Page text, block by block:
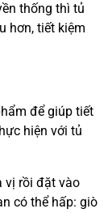
thống thì tủ
hơn, tiết kiệm
để giúp tiết
hiện với tủ
vị rồi đặt vào
có thể hấp: giò